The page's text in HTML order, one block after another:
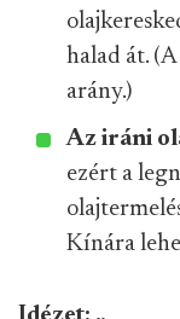
halad át.
arány.)
Az iráni
ezért a
Kínára